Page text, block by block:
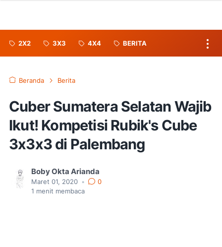
2X2 3X3 4X4 BERITA
Beranda Berita
Cuber Sumatera Selatan Wajib
Ikut! Kompetisi Rubik's Cube
3x3x3 di Palembang
Boby Okta Arianda
Maret 01, 2020 •
0
1 menit membaca